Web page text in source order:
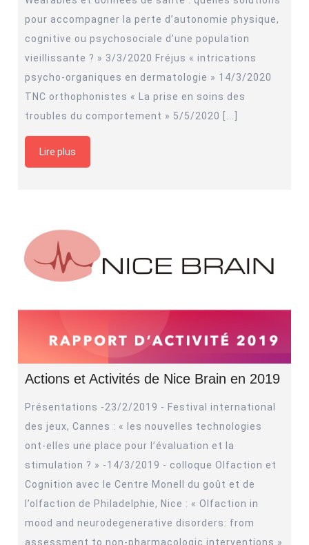
pour accompagner la perte d’autonomie physique,
cognitive ou psychosociale d’une population
vieillissante ? » 3/3/2020 Fréjus « intrications
psycho-organiques en dermatologie » 14/3/2020
TNC orthophonistes « La prise en soins des
troubles du comportement » 5/5/2020 [...]
Lire plus
Actions et Activités de Nice Brain en 2019
Présentations -23/2/2019 - Festival international
des jeux, Cannes : « les nouvelles technologies
ont-elles une place pour l’évaluation et la
stimulation ? » -14/3/2019 - colloque Olfaction et
Cognition avec le Centre Monell du goût et de
l’olfaction de Philadelphie, Nice : « Olfaction in
mood and neurodegenerative disorders: from
assessment to non-pharmacologic interventions »